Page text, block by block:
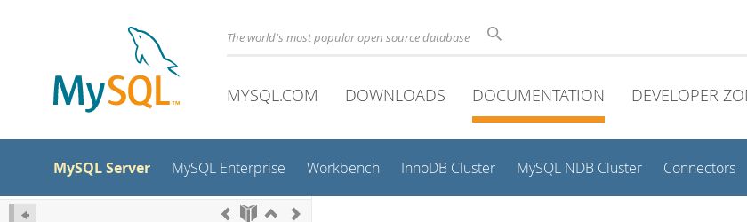
The world's most popular open source database
MYSQL.COM DOWNLOADS DOCUMENTATION DEVELOPER
MySQL Server MySQL Enterprise Workbench InnoDB Cluster MySQL NDB Cluster Connectors